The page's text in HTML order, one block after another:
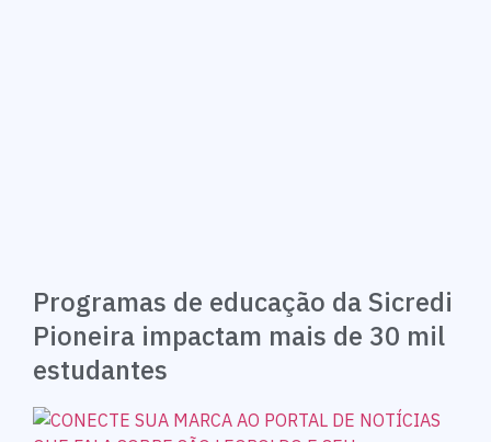
Programas de educação da Sicredi
Pioneira impactam mais de 30 mil
estudantes